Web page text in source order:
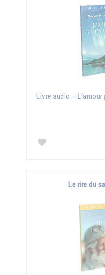
Livre audio –
Le rire du